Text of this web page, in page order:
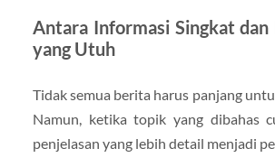
Antara Informasi Singkat dan
yang Utuh
Tidak semua berita harus panjang
Namun, ketika topik yang dibahas
penjelasan yang lebih detail menjadi